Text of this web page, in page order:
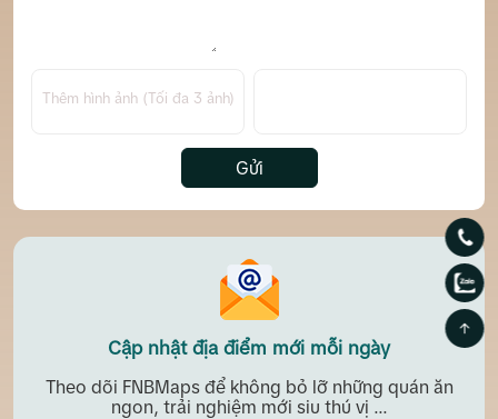
Thêm hình ảnh (Tối đa 3 ảnh)
Gửi
Cập nhật địa điểm mới mỗi ngày
Theo dõi FNBMaps để không bỏ lỡ những quán ăn
ngon, trải nghiệm mới siu thú vị ...